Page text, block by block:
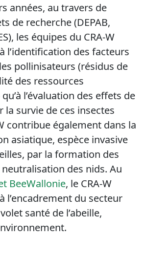
années, au travers de
de recherche (DEPAB,
les équipes du CRA-W
l’identification des facteurs
pollinisateurs (résidus de
des ressources
l’évaluation des effets de
la survie de ces insectes
contribue également dans la
asiatique, espèce invasive
par la formation des
des nids. Au
BeeWallonie, le CRA-W
l’encadrement du secteur
santé de l’abeille,